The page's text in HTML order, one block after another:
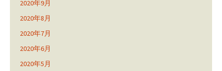
2020年9月
2020年8月
2020年7月
2020年6月
2020年5月